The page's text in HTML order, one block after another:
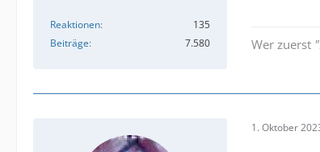
Reaktionen
135
Beiträge
7.580 Wer zuerst
1. Oktober